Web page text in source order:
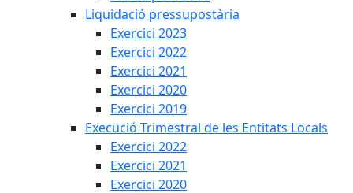
Liquidació pressupostària
Exercici 2023
Exercici 2022
Exercici 2021
Exercici 2020
Exercici 2019
Execució Trimestral de les Entitats Locals
Exercici 2022
Exercici 2021
Exercici 2020